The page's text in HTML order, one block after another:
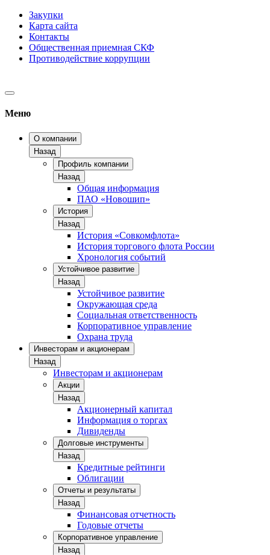
Закупки
Карта сайта
Контакты
Общественная приемная СКФ
Противодействие коррупции
Меню
О компании
Назад
Профиль компании
Назад
Общая информация
ПАО «Новошип»
История
Назад
История «Совкомфлота»
История торгового флота России
Хронология событий
Устойчивое развитие
Назад
Устойчивое развитие
Окружающая среда
Социальная ответственность
Корпоративное управление
Охрана труда
Инвесторам и акционерам
Назад
Инвесторам и акционерам
Акции
Назад
Акционерный капитал
Информация о торгах
Дивиденды
Долговые инструменты
Назад
Кредитные рейтинги
Облигации
Отчеты и результаты
Назад
Финансовая отчетность
Годовые отчеты
Корпоративное управление
Назад